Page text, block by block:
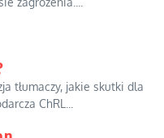
tłumaczy, jakie skutki dla
ChRL...